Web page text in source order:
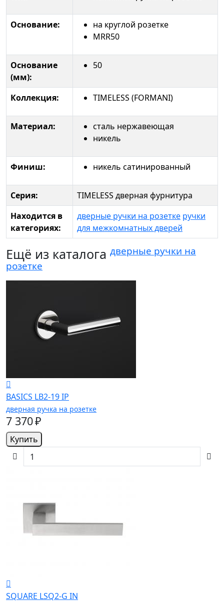
Основание:
на круглой розетке
MRR50
Основание
(мм):
50
Коллекция: TIMELESS (FORMANI)
Материал:
сталь нержавеющая
никель
Финиш: никель сатинированный
Серия:
TIMELESS дверная фурнитура
Находится в
категориях:
дверные ручки на розетке ручки
для межкомнатных дверей
Ещё из каталога дверные ручки на
розетке
BASICS LB2-19 IP
дверная ручка на розетке
7 370 ₽
Купить
SQUARE LSQ2-G IN